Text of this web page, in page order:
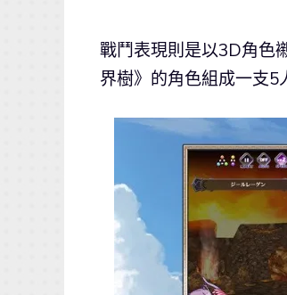
戰鬥表現則是以3D角色
界樹》的角色組成一支5